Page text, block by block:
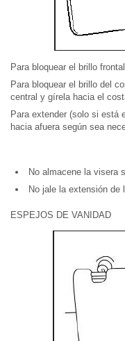
Para bloquear el brillo
Para bloquear el brillo del
central y gírela hacia el
Para extender (solo si está
hacia afuera según sea
No almacene la visera
No jale la extensión de
ESPEJOS DE VANIDAD